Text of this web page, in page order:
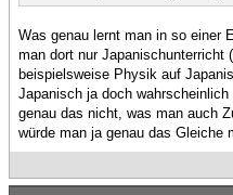
Was genau lernt man in so einer
man dort nur Japanischunterricht
beispielsweise Physik auf
Japanisch ja doch
genau das nicht, was man auch
würde man ja genau das Gleiche